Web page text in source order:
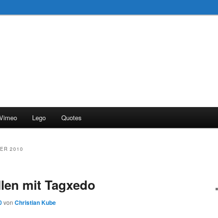
Lego Quotes
2010
mit Tagxedo
von Christian Kube